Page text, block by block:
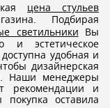
цена стульев
Подбирая
светильники Вы
и эстетическое
удобная и
дизайнерская
Наши менеджеры
рекомендации и
оставила